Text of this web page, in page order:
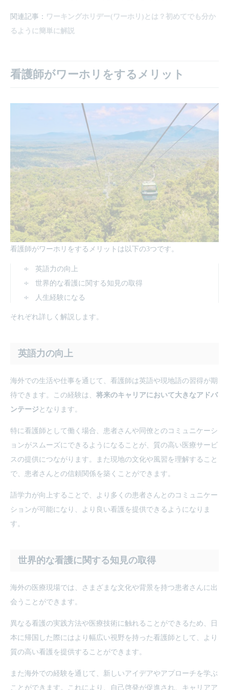
関連記事： ワーキングホリデー(ワーホリ)とは？初めてでも分か
るように簡単に解説
看護師がワーホリをするメリット
看護師がワーホリをするメリットは以下の3つです。
英語力の向上
世界的な看護に関する知見の取得
人生経験になる
それぞれ詳しく解説します。
英語力の向上
海外での生活や仕事を通じて、看護師は英語や現地語の習得が期
待できます。この経験は、 将来のキャリアにおいて大きなアドバ
ンテージとなります。
特に看護師として働く場合、患者さんや同僚とのコミュニケーシ
ョンがスムーズにできるようになることが、質の高い医療サービ
スの提供につながります。また現地の文化や風習を理解すること
で、患者さんとの信頼関係を築くことができます。
語学力が向上することで、より多くの患者さんとのコミュニケー
ションが可能になり、より良い看護を提供できるようになりま
す。
世界的な看護に関する知見の取得
海外の医療現場では、さまざまな文化や背景を持つ患者さんに出
会うことができます。
異なる看護の実践方法や医療技術に触れることができるため、日
本に帰国した際にはより幅広い視野を持った看護師として、より
質の高い看護を提供することができます。
また海外での経験を通じて、新しいアイデアやアプローチを学ぶ
ことができます。これにより、自己啓発が促進され、キャリアア